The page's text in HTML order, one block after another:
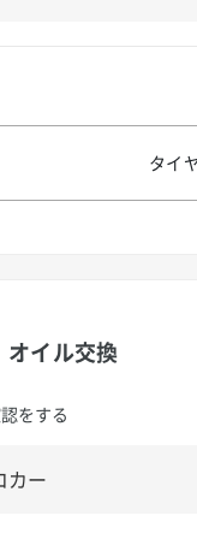
タイ
オイル交換
をする